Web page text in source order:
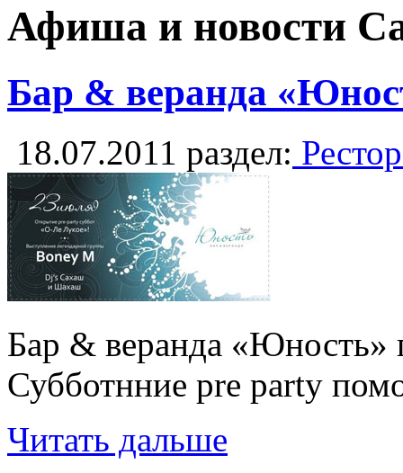
Афиша и новости
Бар & веранда
18.07.2011 раздел:
Бар & веранда «Юность»
Субботнние pre party
Читать дальше